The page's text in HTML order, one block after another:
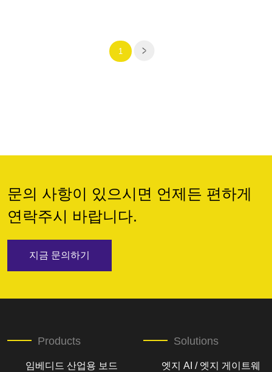
1
문의 사항이 있으시면 언제든 편하게
연락주시 바랍니다.
지금 문의하기
Products
임베디드 산업용 보드
Solutions
엣지 AI / 엣지 게이트웨